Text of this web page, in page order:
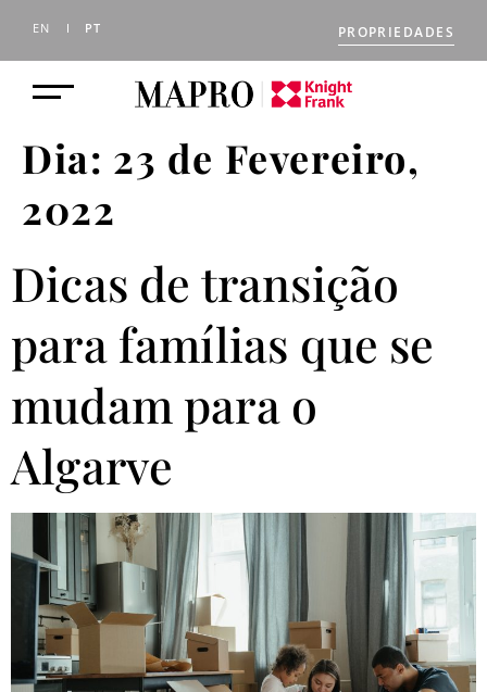
EN PT PROPRIEDADES
Dia: 23 de Fevereiro,
2022
Dicas de transição
para famílias que se
mudam para o
Algarve